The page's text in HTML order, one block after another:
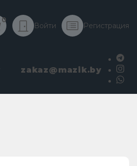
0
Войти Регистрация
zakaz@mazik.by